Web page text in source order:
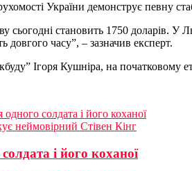
України демонструє певну
сьогодні становить 1750 доларів. У
довгого часу”, – зазначив експерт.
Ігоря Кушніра, на
одного солдата і його коханої
неймовірний Стівен Кінг
і його коханої